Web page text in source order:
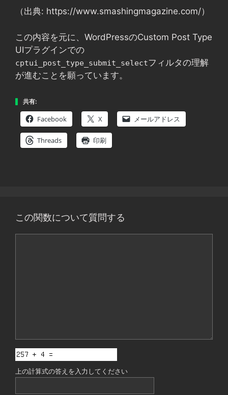
（出典: https://www.smashingmagazine.com/）
この内容を元に、WordPressのCustom Post Type
UIプラグインでの
cptui_post_type_submit_selectフィルタの理解
が進むことを願っています。
共有:
Facebook X メールアドレス
Threads 印刷
この関数について質問する
上の計算式の答えを入力してください